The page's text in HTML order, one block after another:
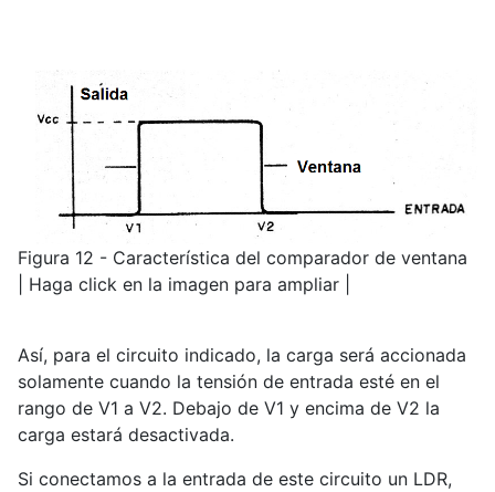
Figura 12 - Característica del comparador de ventana
| Haga click en la imagen para ampliar |
Así, para el circuito indicado, la carga será accionada
solamente cuando la tensión de entrada esté en el
rango de V1 a V2. Debajo de V1 y encima de V2 la
carga estará desactivada.
Si conectamos a la entrada de este circuito un LDR,